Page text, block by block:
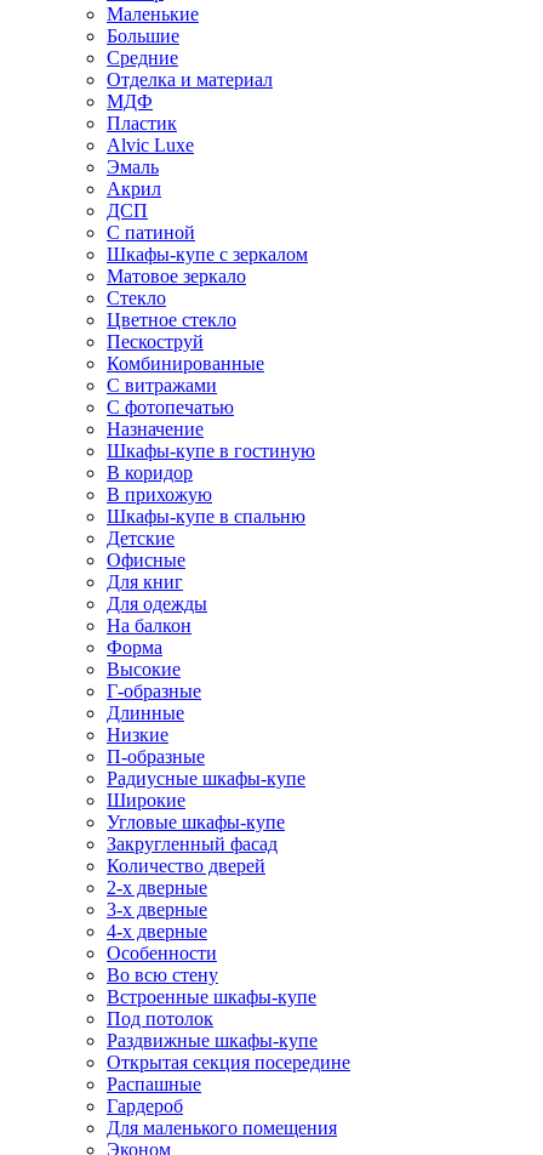
Маленькие
Большие
Средние
Отделка и материал
МДФ
Пластик
Alvic Luxe
Эмаль
Акрил
ДСП
С патиной
Шкафы-купе с зеркалом
Матовое зеркало
Стекло
Цветное стекло
Пескоструй
Комбинированные
С витражами
С фотопечатью
Назначение
Шкафы-купе в гостиную
В коридор
В прихожую
Шкафы-купе в спальню
Детские
Офисные
Для книг
Для одежды
На балкон
Форма
Высокие
Г-образные
Длинные
Низкие
П-образные
Радиусные шкафы-купе
Широкие
Угловые шкафы-купе
Закругленный фасад
Количество дверей
2-х дверные
3-х дверные
4-х дверные
Особенности
Во всю стену
Встроенные шкафы-купе
Под потолок
Раздвижные шкафы-купе
Открытая секция посередине
Распашные
Гардероб
Для маленького помещения
Эконом